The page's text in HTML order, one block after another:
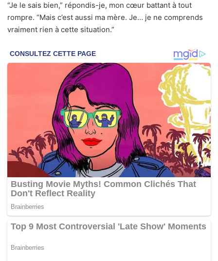
“Je le sais bien,” répondis-je, mon cœur battant à tout
rompre. “Mais c’est aussi ma mère. Je… je ne comprends
vraiment rien à cette situation.”